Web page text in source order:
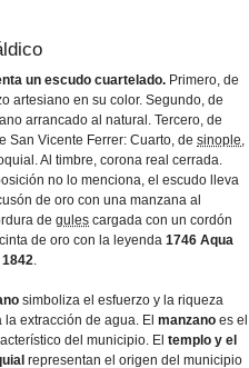
un escudo cuartelado. Primero, de
artesiano en su color. Segundo, de
arrancado al natural. Tercero, de
San Vicente Ferrer: Cuarto, de sinople,
Al timbre, corona real cerrada.
no lo menciona, el escudo lleva
de oro con una manzana al
de gules cargada con un cordón
de oro con la leyenda 1746 Aqua
1842.
simboliza el esfuerzo y la riqueza
extracción de agua. El manzano es el
del municipio. El templo y el
representan el origen del municipio